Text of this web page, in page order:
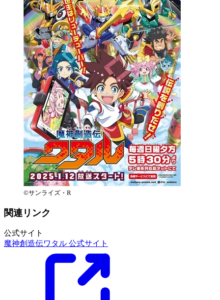
©サンライズ・R
関連リンク
公式サイト
魔神創造伝ワタル 公式サイト